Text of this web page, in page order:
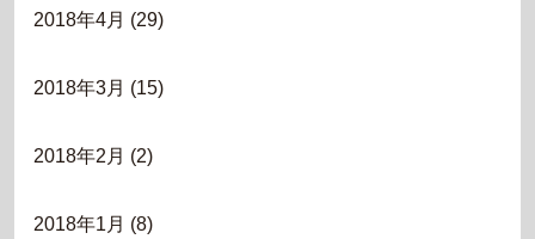
2018年4月 (29)
2018年3月 (15)
2018年2月 (2)
2018年1月 (8)